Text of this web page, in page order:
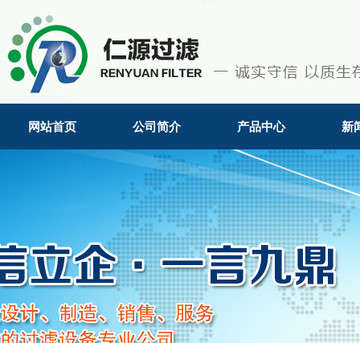
网站首页 公司简介 产品中心 新